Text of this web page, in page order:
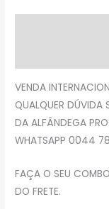
VENDA
QUALQUER DÚVIDA
DA ALFÂNDEGA
WHATSAPP 0044
FAÇA O SEU
DO FRETE.